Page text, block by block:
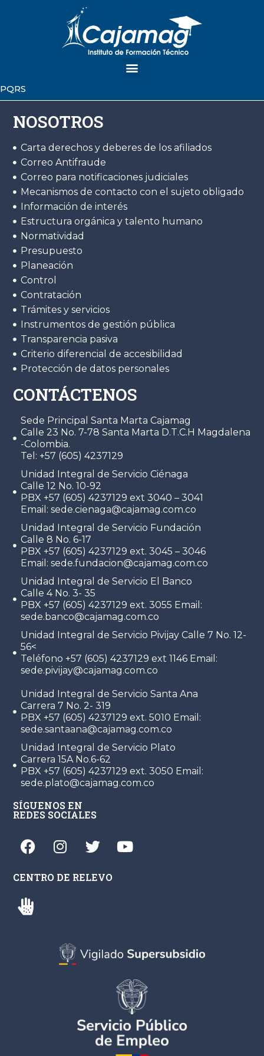
PQRS
NOSOTROS
Carta derechos y deberes de los afiliados
Correo Antifraude
Correo para notificaciones judiciales
Mecanismos de contacto con el sujeto obligado
Información de interés
Estructura orgánica y talento humano
Normatividad
Presupuesto
Planeación
Control
Contratación
Trámites y servicios
Instrumentos de gestión pública
Transparencia pasiva
Criterio diferencial de accesibilidad
Protección de datos personales
CONTÁCTENOS
Sede Principal Santa Marta Cajamag
Calle 23 No. 7-78 Santa Marta D.T.C.H Magdalena
-Colombia.
Tel: +57 (605) 4237129
Unidad Integral de Servicio Ciénaga
Calle 12 No. 10-92
PBX +57 (605) 4237129 ext 3040 – 3041
Email: sede.cienaga@cajamag.com.co
Unidad Integral de Servicio Fundación
Calle 8 No. 6-17
PBX +57 (605) 4237129 ext. 3045 – 3046
Email: sede.fundacion@cajamag.com.co
Unidad Integral de Servicio El Banco
Calle 4 No. 3- 35
PBX +57 (605) 4237129 ext. 3055 Email:
sede.banco@cajamag.com.co
Unidad Integral de Servicio Pivijay Calle 7 No. 12-
56<
Teléfono +57 (605) 4237129 ext 1146 Email:
sede.pivijay@cajamag.com.co
Unidad Integral de Servicio Santa Ana
Carrera 7 No. 2- 319
PBX +57 (605) 4237129 ext. 5010 Email:
sede.santaana@cajamag.com.co
Unidad Integral de Servicio Plato
Carrera 15A No.6-62
PBX +57 (605) 4237129 ext. 3050 Email:
sede.plato@cajamag.com.co
SÍGUENOS EN
REDES SOCIALES
CENTRO DE RELEVO